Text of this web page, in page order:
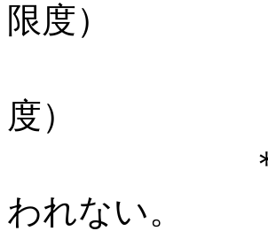
限度）
通院日額
度）
＊但し、
われない。